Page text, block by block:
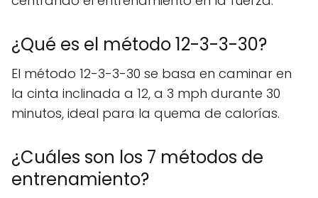
¿Qué es el método 12-3-3-30?
El método 12-3-3-30 se basa en caminar en
la cinta inclinada a 12, a 3 mph durante 30
minutos, ideal para la quema de calorías.
¿Cuáles son los 7 métodos de
entrenamiento?